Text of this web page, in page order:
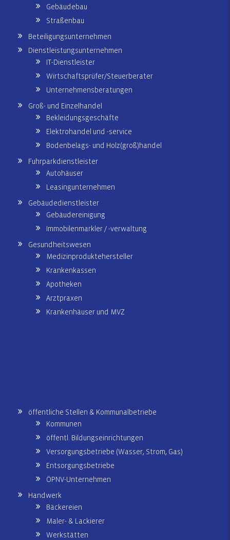
Gebäudebau
Straßenbau
Beteiligungsunternehmen
Dienstleistungsunternehmen
IT-Dienstleister
Wirtschaftsprüfer/Steuerberater
Unternehmensberatungen
Groß- und Einzelhandel
Bekleidungsgeschäfte
Elektrohandel und -service
Bodenbelags- und Holz(groß)handel
Fuhrparkdienstleister
Autohäuser
Leasingunternehmen
Gebäudedienstleister
Gebäudereinigung
Immobilenmarkler / -verwaltung
Gesundheitswesen
Medizinproduktehersteller
Krankenkassen
Apotheken
Arztpraxen
Krankenhäuser und MVZ
öffentliche Stellen & Kommunalbetriebe
Kommunen
öffentl. Bildungseinrichtungen
Versorgungsbetriebe (Wasser, Strom, Gas)
Entsorgungsbetriebe
ÖPNV-Unternehmen
Handwerk
Bäckereien
Maler- & Lackierer
Werkstätten